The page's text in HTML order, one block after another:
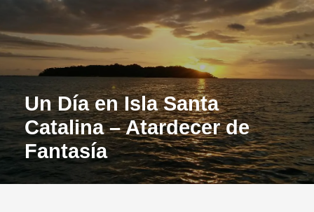
Un Día en Isla Santa
Catalina – Atardecer de
Fantasía